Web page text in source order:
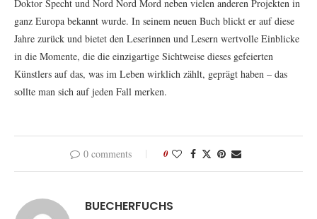
Doktor Specht und Nord Nord Mord neben vielen anderen Projekten in
ganz Europa bekannt wurde. In seinem neuen Buch blickt er auf diese
Jahre zurück und bietet den Leserinnen und Lesern wertvolle Einblicke
in die Momente, die die einzigartige Sichtweise dieses gefeierten
Künstlers auf das, was im Leben wirklich zählt, geprägt haben – das
sollte man sich auf jeden Fall merken.
0 comments 0
BUECHERFUCHS